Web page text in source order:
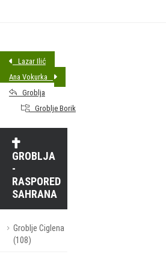
Lazar Ilić
Ana Vokurka
Groblja
Groblje Borik
GROBLJA
-
RASPORED
SAHRANA
Groblje Ciglena
(108)